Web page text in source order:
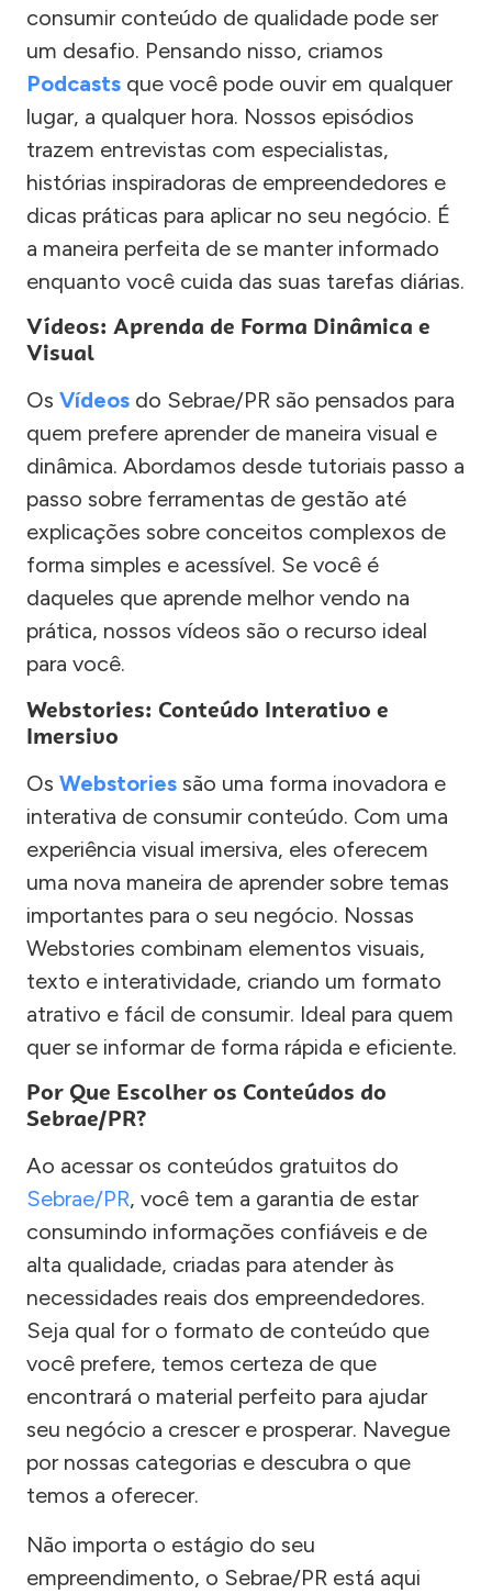
consumir conteúdo de qualidade pode ser
um desafio. Pensando nisso, criamos
Podcasts que você pode ouvir em qualquer
lugar, a qualquer hora. Nossos episódios
trazem entrevistas com especialistas,
histórias inspiradoras de empreendedores e
dicas práticas para aplicar no seu negócio. É
a maneira perfeita de se manter informado
enquanto você cuida das suas tarefas diárias.
Vídeos: Aprenda de Forma Dinâmica e
Visual
Os Vídeos do Sebrae/PR são pensados para
quem prefere aprender de maneira visual e
dinâmica. Abordamos desde tutoriais passo a
passo sobre ferramentas de gestão até
explicações sobre conceitos complexos de
forma simples e acessível. Se você é
daqueles que aprende melhor vendo na
prática, nossos vídeos são o recurso ideal
para você.
Webstories: Conteúdo Interativo e
Imersivo
Os Webstories são uma forma inovadora e
interativa de consumir conteúdo. Com uma
experiência visual imersiva, eles oferecem
uma nova maneira de aprender sobre temas
importantes para o seu negócio. Nossas
Webstories combinam elementos visuais,
texto e interatividade, criando um formato
atrativo e fácil de consumir. Ideal para quem
quer se informar de forma rápida e eficiente.
Por Que Escolher os Conteúdos do
Sebrae/PR?
Ao acessar os conteúdos gratuitos do
Sebrae/PR, você tem a garantia de estar
consumindo informações confiáveis e de
alta qualidade, criadas para atender às
necessidades reais dos empreendedores.
Seja qual for o formato de conteúdo que
você prefere, temos certeza de que
encontrará o material perfeito para ajudar
seu negócio a crescer e prosperar. Navegue
por nossas categorias e descubra o que
temos a oferecer.
Não importa o estágio do seu
empreendimento, o Sebrae/PR está aqui